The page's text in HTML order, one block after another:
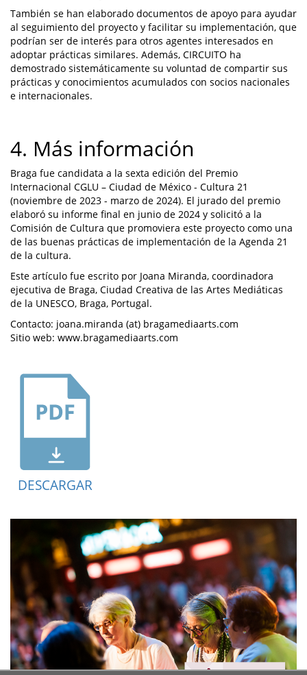
También se han elaborado documentos de apoyo para ayudar
al seguimiento del proyecto y facilitar su implementación, que
podrían ser de interés para otros agentes interesados en
adoptar prácticas similares. Además, CIRCUITO ha
demostrado sistemáticamente su voluntad de compartir sus
prácticas y conocimientos acumulados con socios nacionales
e internacionales.
4. Más información
Braga fue candidata a la sexta edición del Premio
Internacional CGLU – Ciudad de México - Cultura 21
(noviembre de 2023 - marzo de 2024). El jurado del premio
elaboró su informe final en junio de 2024 y solicitó a la
Comisión de Cultura que promoviera este proyecto como una
de las buenas prácticas de implementación de la Agenda 21
de la cultura.
Este artículo fue escrito por Joana Miranda, coordinadora
ejecutiva de Braga, Ciudad Creativa de las Artes Mediáticas
de la UNESCO, Braga, Portugal.
Contacto: joana.miranda (at) bragamediaarts.com
Sitio web: www.bragamediaarts.com
DESCARGAR